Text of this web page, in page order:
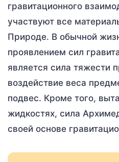
гравитационного
участвуют все
Природе. В обычной
проявлением сил
является сила тяжести
воздействие веса
подвес. Кроме того,
жидкостях, сила
своей основе